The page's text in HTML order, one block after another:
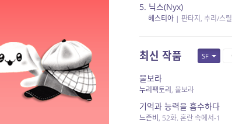
5. 닉스(Nyx)
헤스티아| 판타지, 추리/스릴러
최신 작품 SF
물보라
누리팩토리 , 물보라
기억과 능력을 흡수하다
느즌비 , 52화. 혼란 속에서-1